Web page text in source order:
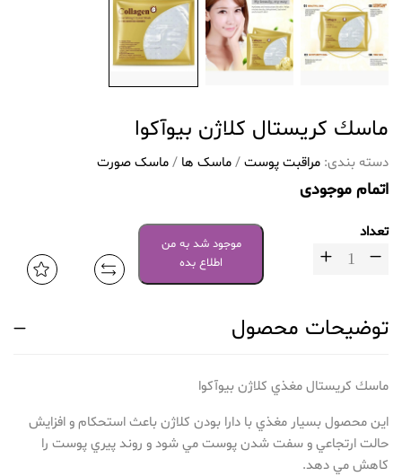
ماسك كريستال كلاژن بیوآکوا
دسته بندی: مراقبت پوست/ماسک ها /ماسک صورت
اتمام موجودی
تعداد
موجود شد به من
اطلاع بده
توضیحات محصول
ماسك كريستال مغذي كلاژن بیوآکوا
اين محصول بسيار مغذي با دارا بودن كلاژن باعث استحكام و افزايش
حالت ارتجاعي و سفت شدن پوست مي شود و روند پيري پوست را
كاهش مي دهد.